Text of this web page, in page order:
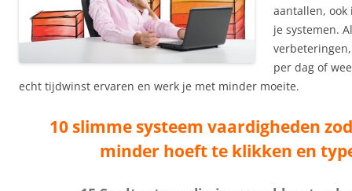
aantallen,
je systemen.
per dag of
echt tijdwinst ervaren en werk je met minder moeite.
10 slimme systeem vaardigheden
minder hoeft te klikken en